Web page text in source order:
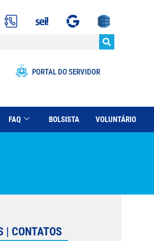
PORTAL DO SERVIDOR
FAQ BOLSISTA VOLUNTÁRIO
| CONTATOS